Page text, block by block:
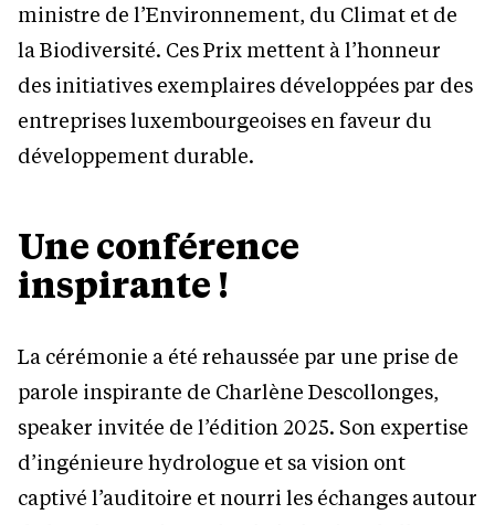
ministre de l’Environnement, du Climat et de
la Biodiversité. Ces Prix mettent à l’honneur
des initiatives exemplaires développées par des
entreprises luxembourgeoises en faveur du
développement durable.
Une conférence
inspirante !
La cérémonie a été rehaussée par une prise de
parole inspirante de Charlène Descollonges,
speaker invitée de l’édition 2025. Son expertise
d’ingénieure hydrologue et sa vision ont
captivé l’auditoire et nourri les échanges autour